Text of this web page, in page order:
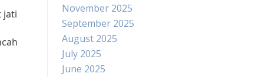
jati
November 2025
September 2025
August 2025
July 2025
June 2025